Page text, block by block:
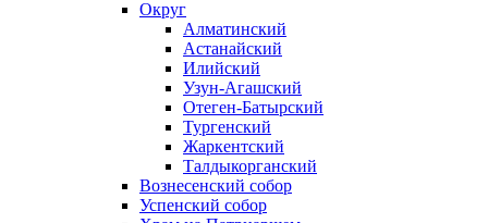
Округ
Алматинский
Астанайский
Илийский
Узун-Агашский
Отеген-Батырский
Тургенский
Жаркентский
Талдыкорганский
Вознесенский собор
Успенский собор